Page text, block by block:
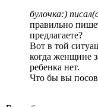
булочка:)
правильно
предлагаете?
Вот в той
когда женщине
ребенка нет.
Что бы вы